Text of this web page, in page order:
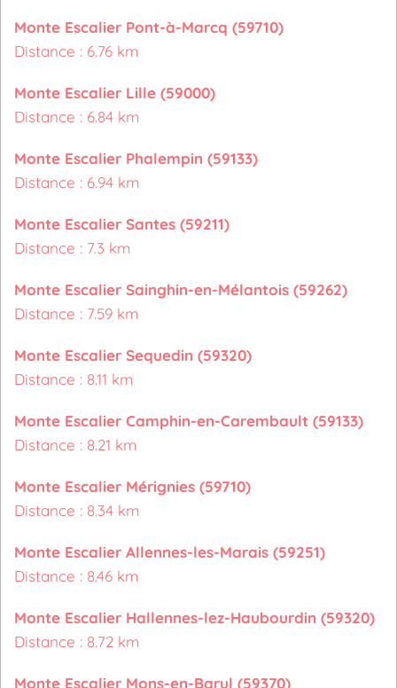
Monte Escalier Pont-à-Marcq (59710)
Distance : 6.76 km
Monte Escalier Lille (59000)
Distance : 6.84 km
Monte Escalier Phalempin (59133)
Distance : 6.94 km
Monte Escalier Santes (59211)
Distance : 7.3 km
Monte Escalier Sainghin-en-Mélantois (59262)
Distance : 7.59 km
Monte Escalier Sequedin (59320)
Distance : 8.11 km
Monte Escalier Camphin-en-Carembault (59133)
Distance : 8.21 km
Monte Escalier Mérignies (59710)
Distance : 8.34 km
Monte Escalier Allennes-les-Marais (59251)
Distance : 8.46 km
Monte Escalier Hallennes-lez-Haubourdin (59320)
Distance : 8.72 km
Monte Escalier Mons-en-Barul (59370)